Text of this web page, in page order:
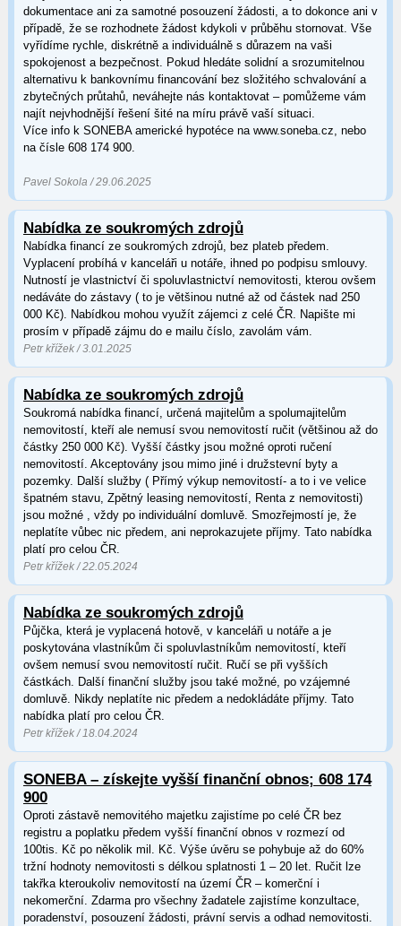
dokumentace ani za samotné posouzení žádosti, a to dokonce ani v
případě, že se rozhodnete žádost kdykoli v průběhu stornovat. Vše
vyřídíme rychle, diskrétně a individuálně s důrazem na vaši
spokojenost a bezpečnost. Pokud hledáte solidní a srozumitelnou
alternativu k bankovnímu financování bez složitého schvalování a
zbytečných průtahů, neváhejte nás kontaktovat – pomůžeme vám
najít nejvhodnější řešení šité na míru právě vaší situaci.
Více info k SONEBA americké hypotéce na www.soneba.cz, nebo
na čísle 608 174 900.
Pavel Sokola / 29.06.2025
Nabídka ze soukromých zdrojů
Nabídka financí ze soukromých zdrojů, bez plateb předem.
Vyplacení probíhá v kanceláři u notáře, ihned po podpisu smlouvy.
Nutností je vlastnictví či spoluvlastnictví nemovitosti, kterou ovšem
nedáváte do zástavy ( to je většinou nutné až od částek nad 250
000 Kč). Nabídkou mohou využít zájemci z celé ČR. Napište mi
prosím v případě zájmu do e mailu číslo, zavolám vám.
Petr křížek / 3.01.2025
Nabídka ze soukromých zdrojů
Soukromá nabídka financí, určená majitelům a spolumajitelům
nemovitostí, kteří ale nemusí svou nemovitostí ručit (většinou až do
částky 250 000 Kč). Vyšší částky jsou možné oproti ručení
nemovitostí. Akceptovány jsou mimo jiné i družstevní byty a
pozemky. Další služby ( Přímý výkup nemovitostí- a to i ve velice
špatném stavu, Zpětný leasing nemovitostí, Renta z nemovitosti)
jsou možné , vždy po individuální domluvě. Smozřejmostí je, že
neplatíte vůbec nic předem, ani neprokazujete příjmy. Tato nabídka
platí pro celou ČR.
Petr křížek / 22.05.2024
Nabídka ze soukromých zdrojů
Půjčka, která je vyplacená hotově, v kanceláři u notáře a je
poskytována vlastníkům či spoluvlastníkům nemovitostí, kteří
ovšem nemusí svou nemovitostí ručit. Ručí se při vyšších
částkách. Další finanční služby jsou také možné, po vzájemné
domluvě. Nikdy neplatíte nic předem a nedokládáte příjmy. Tato
nabídka platí pro celou ČR.
Petr křížek / 18.04.2024
SONEBA – získejte vyšší finanční obnos; 608 174
900
Oproti zástavě nemovitého majetku zajistíme po celé ČR bez
registru a poplatku předem vyšší finanční obnos v rozmezí od
100tis. Kč po několik mil. Kč. Výše úvěru se pohybuje až do 60%
tržní hodnoty nemovitosti s délkou splatnosti 1 – 20 let. Ručit lze
takřka kteroukoliv nemovitostí na území ČR – komerční i
nekomerční. Zdarma pro všechny žadatele zajistíme konzultace,
poradenství, posouzení žádosti, právní servis a odhad nemovitosti.